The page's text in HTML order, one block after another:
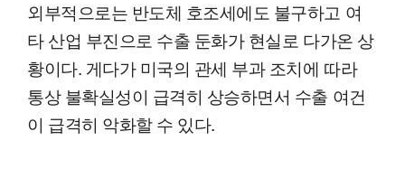
외부적으로는 반도체 호조세에도 불구하고 여
타 산업 부진으로 수출 둔화가 현실로 다가온 상
황이다. 게다가 미국의 관세 부과 조치에 따라
통상 불확실성이 급격히 상승하면서 수출 여건
이 급격히 악화할 수 있다.